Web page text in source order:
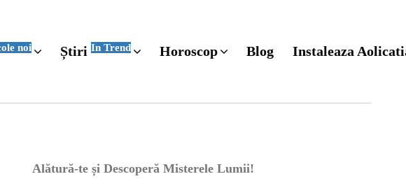
noi Știri In Trend Horoscop Blog Instaleaza
Alătură-te și Descoperă Misterele Lumii!